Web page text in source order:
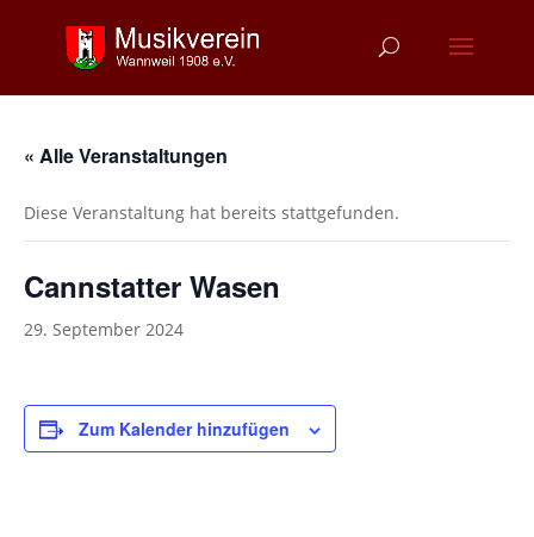
« Alle Veranstaltungen
Diese Veranstaltung hat bereits stattgefunden.
Cannstatter Wasen
29. September 2024
Zum Kalender hinzufügen